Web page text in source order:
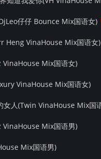
仔仔 Bounce Mix国语女)
Heng VinaHouse Mix国语女)
VinaHouse Mix国语女)
VinaHouse Mix国语女)
VinaHouse Mix国语男)
Mix国语男)